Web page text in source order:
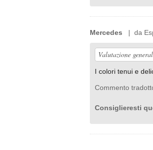
Mercedes | da
Valutazione
I colori tenui e
Commento
Consiglieresti